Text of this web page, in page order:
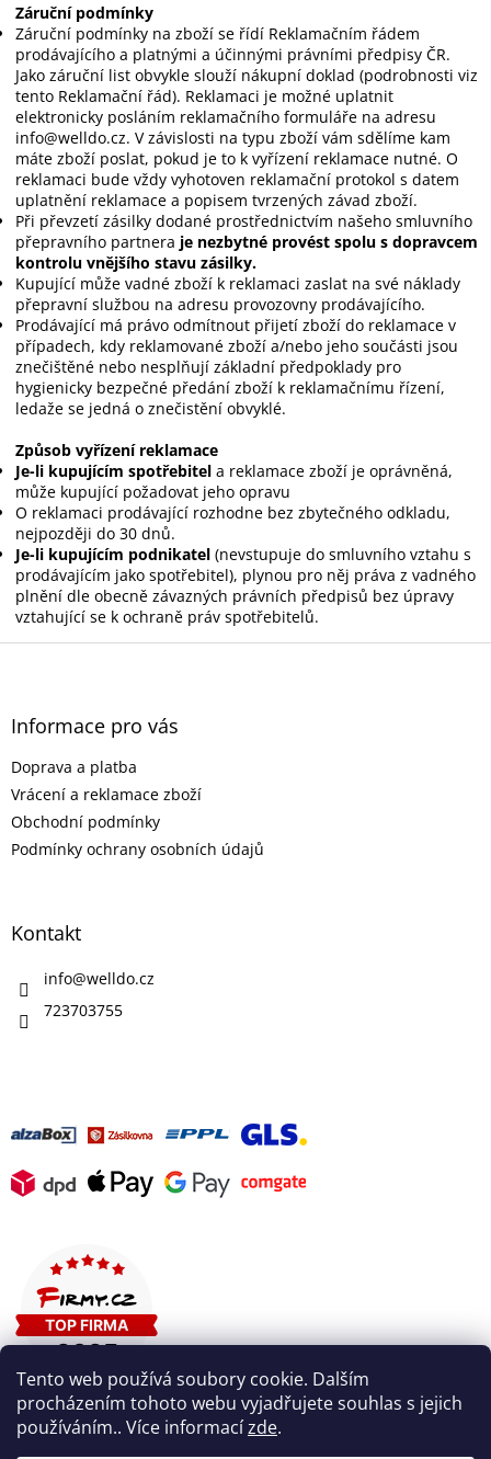
Tento web používá soubory cookie. Dalším
procházením tohoto webu vyjadřujete souhlas s jejich
používáním.. Více informacízde.
Záruční podmínky
Záruční podmínky na zboží se řídí Reklamačním řádem
prodávajícího a platnými a účinnými právními předpisy ČR.
Jako záruční list obvykle slouží nákupní doklad (podrobnosti viz
tento Reklamační řád). Reklamaci je možné uplatnit
elektronicky posláním reklamačního formuláře na adresu
info@welldo.cz. V závislosti na typu zboží vám sdělíme kam
máte zboží poslat, pokud je to k vyřízení reklamace nutné. O
reklamaci bude vždy vyhotoven reklamační protokol s datem
uplatnění reklamace a popisem tvrzených závad zboží.
Při převzetí zásilky dodané prostřednictvím našeho smluvního
přepravního partnera je nezbytné provést spolu s dopravcem
kontrolu vnějšího stavu zásilky.
Kupující může vadné zboží k reklamaci zaslat na své náklady
přepravní službou na adresu provozovny prodávajícího.
Prodávající má právo odmítnout přijetí zboží do reklamace v
případech, kdy reklamované zboží a/nebo jeho součásti jsou
znečištěné nebo nesplňují základní předpoklady pro
hygienicky bezpečné předání zboží k reklamačnímu řízení,
ledaže se jedná o znečistění obvyklé.
Způsob vyřízení reklamace
Je-li kupujícím spotřebitel a reklamace zboží je oprávněná,
může kupující požadovat jeho opravu
O reklamaci prodávající rozhodne bez zbytečného odkladu,
nejpozději do 30 dnů.
Je-li kupujícím podnikatel (nevstupuje do smluvního vztahu s
prodávajícím jako spotřebitel), plynou pro něj práva z vadného
plnění dle obecně závazných právních předpisů bez úpravy
vztahující se k ochraně práv spotřebitelů.
Z
Informace pro vás
Doprava a platba
Vrácení a reklamace zboží
Obchodní podmínky
Podmínky ochrany osobních údajů
Kontakt
info@welldo.cz
723703755